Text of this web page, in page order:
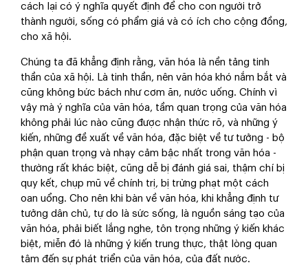
cách lại có ý nghĩa quyết định để cho con người trở
thành người, sống có phẩm giá và có ích cho cộng đồng,
cho xã hội.
Chúng ta đã khẳng định rằng, văn hóa là nền tảng tinh
thần của xã hội. Là tinh thần, nên văn hóa khó nắm bắt và
cũng không bức bách như cơm ăn, nước uống. Chính vì
vậy mà ý nghĩa của văn hóa, tầm quan trọng của văn hóa
không phải lúc nào cũng được nhận thức rõ, và những ý
kiến, những đề xuất về văn hóa, đặc biệt về tư tưởng - bộ
phận quan trọng và nhạy cảm bậc nhất trong văn hóa -
thường rất khác biệt, cũng dễ bị đánh giá sai, thậm chí bị
quy kết, chụp mũ về chính trị, bị trừng phạt một cách
oan uổng. Cho nên khi bàn về văn hóa, khi khẳng định tư
tưởng dân chủ, tự do là sức sống, là nguồn sáng tạo của
văn hóa, phải biết lắng nghe, tôn trọng những ý kiến khác
biệt, miễn đó là những ý kiến trung thực, thật lòng quan
tâm đến sự phát triển của văn hóa, của đất nước.